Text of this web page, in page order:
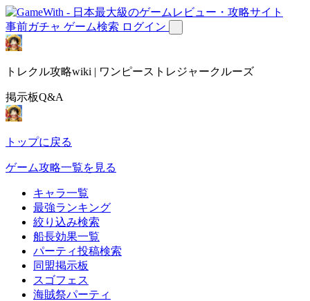
事前ガチャ ゲーム検索 ログイン
トレクル攻略wiki | ワンピーストレジャークルーズ
掲示板Q&A
トップに戻る
ゲーム攻略一覧を見る
キャラ一覧
最強ランキング
絞り込み検索
船長効果一覧
パーティ投稿検索
同盟掲示板
スゴフェス
海賊祭パーティ